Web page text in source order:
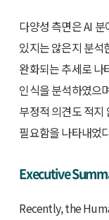
다양성 측면은 AI
있지는 않은지 분석
완화되는 추세로 나
인식을 분석하였으
부정적 의견도 적지
필요함을 나타내었
Executive
Recently, the